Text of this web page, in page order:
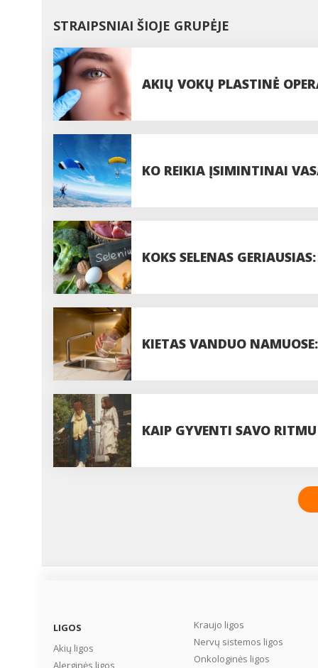
STRAIPSNIAI ŠIOJE GRUPĖJE
AKIŲ VOKŲ PLASTINĖ
KO REIKIA ĮSIMINTINAI
KOKS SELENAS
KIETAS VANDUO
KAIP GYVENTI SAVO
LIGOS
Akių ligos
Alerginės ligos
Kraujo ligos
Nervų sistemos ligos
Onkologinės ligos